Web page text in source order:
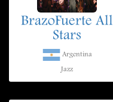
BrazoFuerte All
Stars
Argentina
Jazz